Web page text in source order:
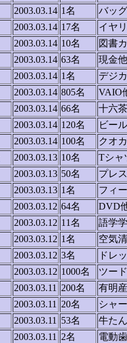
2003.03.14 1名
バッグ
2003.03.14 17名
イヤ
2003.03.14 10名
図書
2003.03.14 63名
現金他
2003.03.14 1名
デジ
2003.03.14 805名
VAIO
2003.03.14 66名
十六
2003.03.14 120名
ビール
2003.03.14 100名
クオ
2003.03.13 10名
Tシャ
2003.03.13 50名
プレ
2003.03.13 1名
フィ
2003.03.12 64名
DVD
2003.03.12 11名
語学
2003.03.12 1名
空気
2003.03.12 3名
ドレ
2003.03.12 1000名
ツー
2003.03.11 200名
有明
2003.03.11 20名
シャ
2003.03.11 53名
牛た
2003.03.11 2名
電動